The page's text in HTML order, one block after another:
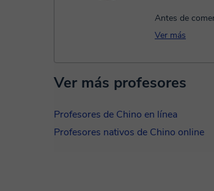
Antes de
comprenderé a
aprendizaje,
Ver más
Ver más profesores
Profesores de Chino en línea
Profesores nativos de Chino online